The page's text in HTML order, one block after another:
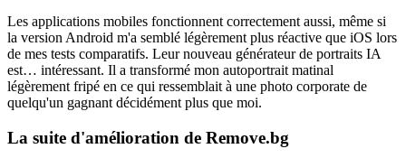
Les applications mobiles fonctionnent correctement aussi, même si
la version Android m'a semblé légèrement plus réactive que iOS lors
de mes tests comparatifs. Leur nouveau générateur de portraits IA
est… intéressant. Il a transformé mon autoportrait matinal
légèrement fripé en ce qui ressemblait à une photo corporate de
quelqu'un gagnant décidément plus que moi.
La suite d'amélioration de Remove.bg